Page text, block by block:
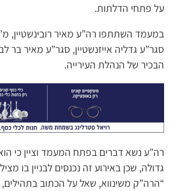
על פתחי הדלתות.
במעמד השתתפו רה”ע מאיר רובינשטיין,
סגר”ע גדליה אייזנשטיין, סגר”ע מאיר בר
הבכיר של הנהלת העירייה.
רה”ע נשא דברים בפתח המעמד וציין כי
גדולה, שכן באירוע זה נכנסים לבניין בו
“הרה”ק משינווא, שאל על הכתוב